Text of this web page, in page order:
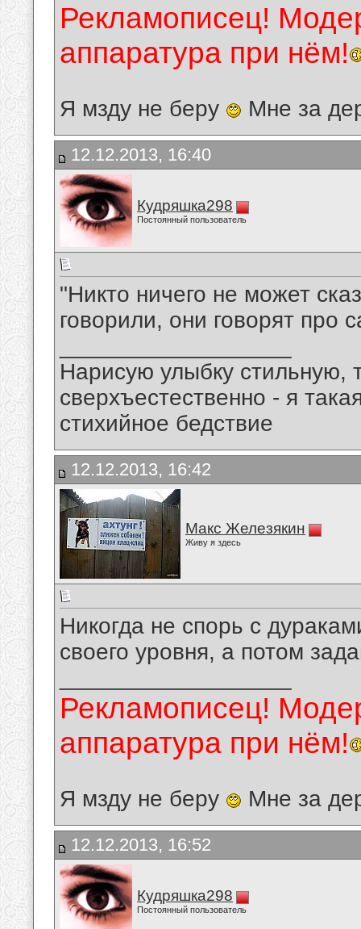
Рекламописец!
аппаратура при нём!
Я мзду не беру Мне за
12.12.2013, 16:40
Кудряшка298
Постоянный пользователь
"Никто ничего не может
говорили, они говорят про
Нарисую улыбку стильную,
сверхъестественно - я
стихийное бедствие
12.12.2013, 16:42
Макс Железякин
Живу я здесь
Никогда не спорь с
своего уровня, а потом
Рекламописец!
аппаратура при нём!
Я мзду не беру Мне за
12.12.2013, 16:52
Кудряшка298
Постоянный пользователь